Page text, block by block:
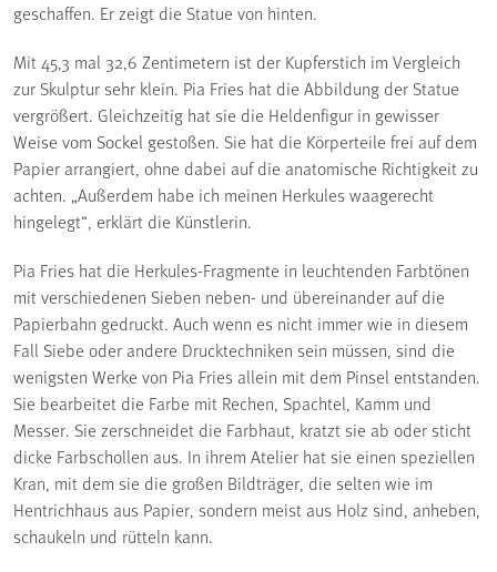
geschaffen. Er zeigt die Statue von hinten.
Mit 45,3 mal 32,6 Zentimetern ist der Kupferstich im Vergleich
zur Skulptur sehr klein. Pia Fries hat die Abbildung der Statue
vergrößert. Gleichzeitig hat sie die Heldenfigur in gewisser
Weise vom Sockel gestoßen. Sie hat die Körperteile frei auf dem
Papier arrangiert, ohne dabei auf die anatomische Richtigkeit zu
achten. „Außerdem habe ich meinen Herkules waagerecht
hingelegt“, erklärt die Künstlerin.
Pia Fries hat die Herkules-Fragmente in leuchtenden Farbtönen
mit verschiedenen Sieben neben- und übereinander auf die
Papierbahn gedruckt. Auch wenn es nicht immer wie in diesem
Fall Siebe oder andere Drucktechniken sein müssen, sind die
wenigsten Werke von Pia Fries allein mit dem Pinsel entstanden.
Sie bearbeitet die Farbe mit Rechen, Spachtel, Kamm und
Messer. Sie zerschneidet die Farbhaut, kratzt sie ab oder sticht
dicke Farbschollen aus. In ihrem Atelier hat sie einen speziellen
Kran, mit dem sie die großen Bildträger, die selten wie im
Hentrichhaus aus Papier, sondern meist aus Holz sind, anheben,
schaukeln und rütteln kann.